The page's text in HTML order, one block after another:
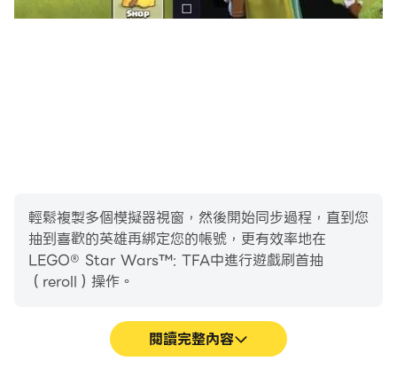
輕鬆複製多個模擬器視窗，然後開始同步過程，直到您
抽到喜歡的英雄再綁定您的帳號，更有效率地在
LEGO® Star Wars™: TFA中進行遊戲刷首抽
（reroll）操作。
閱讀完整內容